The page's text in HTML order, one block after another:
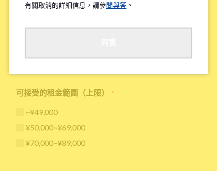
物件設備的新舊程度
可接受的租金範圍（上限） *
~¥49,000
¥50,000~¥69,000
¥70,000~¥89,000
有關取消的詳細信息，請參問與答 。